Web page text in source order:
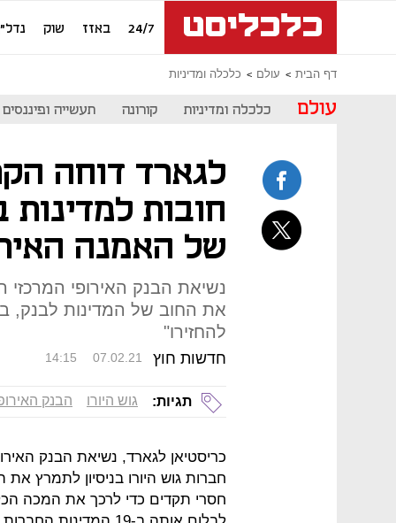
24/7 באזז שוק
דף הבית עולם כלכלה ומדיניות
עולם כלכלה ומדיניות קורונה תעשייה ופיננסים
לגארד דוחה
חובות למדינות
של האמנה
נשיאת הבנק האירופי
להחזירו"
חדשות חוץ 14:15 07.02.21
תגיות: גוש היורו הבנק
כריסטיאן לגארד, נשיאת הבנק
חברות גוש היורו בניסיון לתמרץ
חסרי תקדים כדי לרכך את המכה